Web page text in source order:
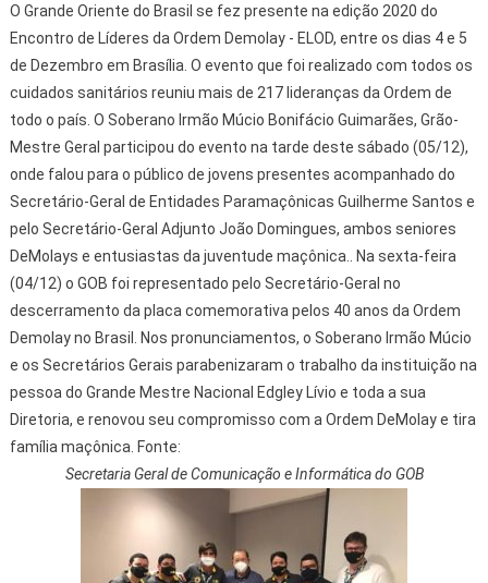
O Grande Oriente do Brasil se fez presente na edição 2020 do
Encontro de Líderes da Ordem Demolay - ELOD, entre os dias 4 e 5
de Dezembro em Brasília. O evento que foi realizado com todos os
cuidados sanitários reuniu mais de 217 lideranças da Ordem de
todo o país. O Soberano Irmão Múcio Bonifácio Guimarães, Grão-
Mestre Geral participou do evento na tarde deste sábado (05/12),
onde falou para o público de jovens presentes acompanhado do
Secretário-Geral de Entidades Paramaçônicas Guilherme Santos e
pelo Secretário-Geral Adjunto João Domingues, ambos seniores
DeMolays e entusiastas da juventude maçônica.. Na sexta-feira
(04/12) o GOB foi representado pelo Secretário-Geral no
descerramento da placa comemorativa pelos 40 anos da Ordem
Demolay no Brasil. Nos pronunciamentos, o Soberano Irmão Múcio
e os Secretários Gerais parabenizaram o trabalho da instituição na
pessoa do Grande Mestre Nacional Edgley Lívio e toda a sua
Diretoria, e renovou seu compromisso com a Ordem DeMolay e tira
família maçônica. Fonte:
Secretaria Geral de Comunicação e Informática do GOB